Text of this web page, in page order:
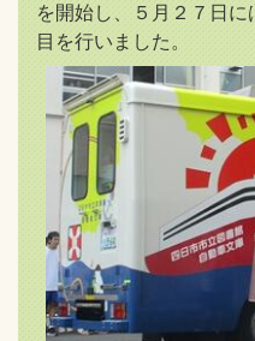
を開始し、５月２７日
目を行いました。